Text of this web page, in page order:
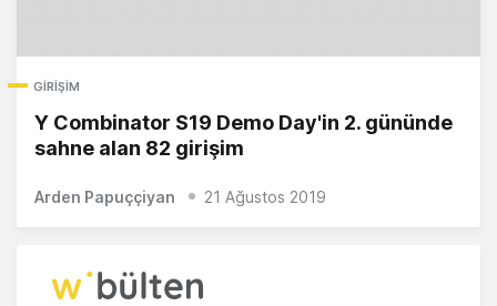
GIRIŞIM
Y Combinator S19 Demo Day'in 2. gününde
sahne alan 82 girişim
Arden Papuççiyan 21 Ağustos 2019